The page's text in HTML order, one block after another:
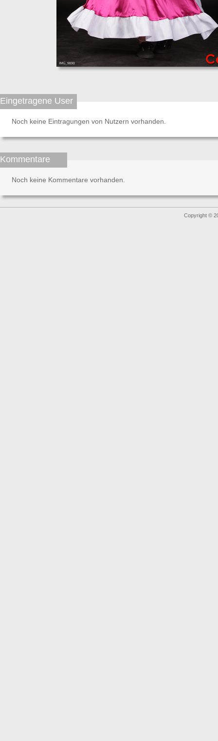
Eingetragene User
Noch keine Eintragungen von Nutzern vorhanden.
Kommentare
Noch keine Kommentare vorhanden.
Copyright ©